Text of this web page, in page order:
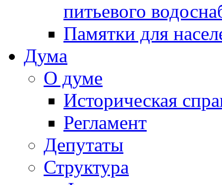
питьевого
Памятки для
Дума
О думе
Историческая
Регламент
Депутаты
Структура